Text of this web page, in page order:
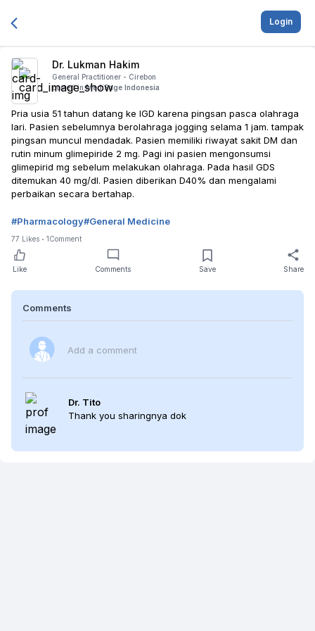
Login
Dr. Lukman Hakim
General Practitioner - Cirebon
posted in MediSage Indonesia
Pria usia 51 tahun datang ke IGD karena pingsan pasca olahraga
lari. Pasien sebelumnya berolahraga jogging selama 1 jam. tampak
pingsan muncul mendadak. Pasien memiliki riwayat sakit DM dan
rutin minum glimepiride 2 mg. Pagi ini pasien mengonsumsi
glimepirid mg sebelum melakukan olahraga. Pada hasil GDS
ditemukan 40 mg/dl. Pasien diberikan D40% dan mengalami
perbaikan secara bertahap.
#Pharmacology#General Medicine
77 Likes 1Comment
Like Comments Save Share
Comments
Add a comment
Dr. Tito
Thank you sharingnya dok